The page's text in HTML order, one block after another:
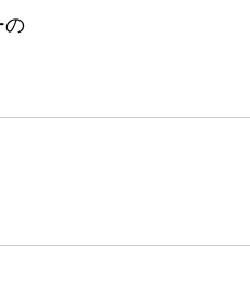
の